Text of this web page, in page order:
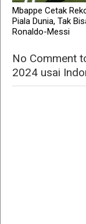
Mbappe Cetak
Piala Dunia, Tak
Ronaldo-Messi
No Comment
2024 usai